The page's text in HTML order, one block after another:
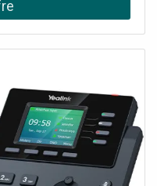
USB 2.0, casque RJ9
HD à 10 voies et